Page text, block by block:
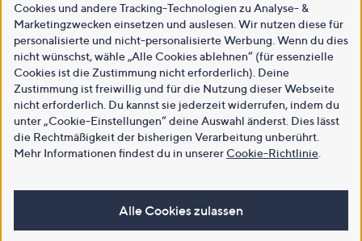
Cookies und andere Tracking-Technologien zu Analyse- &
Marketingzwecken einsetzen und auslesen. Wir nutzen diese für
personalisierte und nicht-personalisierte Werbung. Wenn du dies
nicht wünschst, wähle „Alle Cookies ablehnen“ (für essenzielle
Cookies ist die Zustimmung nicht erforderlich). Deine
Zustimmung ist freiwillig und für die Nutzung dieser Webseite
nicht erforderlich. Du kannst sie jederzeit widerrufen, indem du
unter „Cookie-Einstellungen“ deine Auswahl änderst. Dies lässt
die Rechtmäßigkeit der bisherigen Verarbeitung unberührt.
Mehr Informationen findest du in unsererCookie-Richtlinie
Alle Cookies zulassen